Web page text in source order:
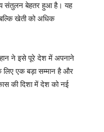
संतुलन बेहतर हुआ है। यह
खेती को अधिक
ने इसे पूरे देश में अपनाने
एक बड़ा सम्मान है और
की दिशा में देश को नई